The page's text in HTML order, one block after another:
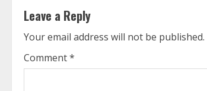
i
n
u
Leave a Reply
Your email address will not be published.
Comment*